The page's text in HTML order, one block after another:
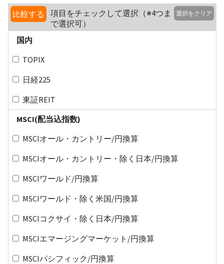
比較する
項目をチェックして選択（※4つま
で選択可）
選択をクリア
国内
TOPIX
日経225
東証REIT
MSCI(配当込指数)
MSCIオール・カントリー/円換算
MSCIオール・カントリー・除く日本/円換算
MSCIワールド/円換算
MSCIワールド・除く米国/円換算
MSCIコクサイ・除く日本/円換算
MSCIエマージングマーケット/円換算
MSCIパシフィック/円換算